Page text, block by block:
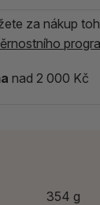
za nákup
nad 2 000 Kč
354 g